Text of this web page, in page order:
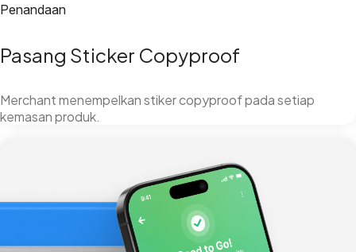
Penandaan
Pasang Sticker Copyproof
Merchant menempelkan stiker copyproof pada setiap
kemasan produk.